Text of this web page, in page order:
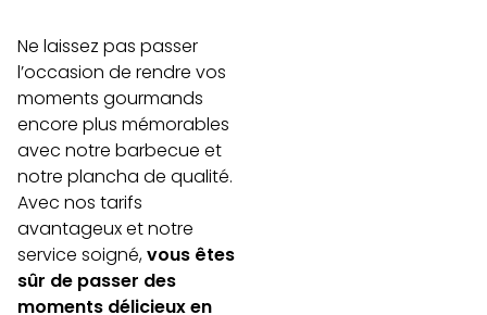
Ne laissez pas passer
l’occasion de rendre vos
moments gourmands
encore plus mémorables
avec notre barbecue et
notre plancha de qualité.
Avec nos tarifs
avantageux et notre
service soigné,vous êtes
sûr de passer des
moments délicieux en